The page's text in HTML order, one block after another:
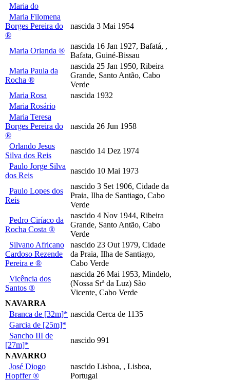
Maria do
Maria Filomena
Borges Pereira do
®
nascida 3 Mai 1954
Maria Orlanda ®
nascida 16 Jan 1927, Bafatá, ,
Bafata, Guiné-Bissau
Maria Paula da
Rocha ®
nascida 25 Jan 1950, Ribeira
Grande, Santo Antão, Cabo
Verde
Maria Rosa
nascida 1932
Maria Rosário
Maria Teresa
Borges Pereira do
®
nascida 26 Jun 1958
Orlando Jesus
Silva dos Reis
nascido 14 Dez 1974
Paulo Jorge Silva
dos Reis
nascido 10 Mai 1973
Paulo Lopes dos
Reis
nascido 3 Set 1906, Cidade da
Praia, Ilha de Santiago, Cabo
Verde
Pedro Ciríaco da
Rocha Costa ®
nascido 4 Nov 1944, Ribeira
Grande, Santo Antão, Cabo
Verde
Silvano Africano
Cardoso Rezende
Pereira e ®
nascido 23 Out 1979, Cidade
da Praia, Ilha de Santiago,
Cabo Verde
Vicência dos
Santos ®
nascida 26 Mai 1953, Mindelo,
(Nossa Srª da Luz) São
Vicente, Cabo Verde
NAVARRA
Branca de [32m]* nascida Cerca de 1135
Garcia de [25m]*
Sancho III de
[27m]*
nascido 991
NAVARRO
José Diogo
Hopffer ®
nascido Lisboa, , Lisboa,
Portugal